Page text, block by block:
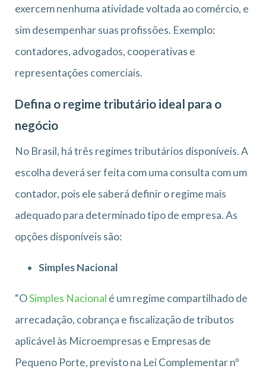
exercem nenhuma atividade voltada ao comércio, e
sim desempenhar suas profissões. Exemplo:
contadores, advogados, cooperativas e
representações comerciais.
Defina o regime tributário ideal para o
negócio
No Brasil, há três regimes tributários disponíveis. A
escolha deverá ser feita com uma consulta com um
contador, pois ele saberá definir o regime mais
adequado para determinado tipo de empresa. As
opções disponíveis são:
Simples Nacional
“OSimples Nacional é um regime compartilhado de
arrecadação, cobrança e fiscalização de tributos
aplicável às Microempresas e Empresas de
Pequeno Porte, previsto na Lei Complementar nº